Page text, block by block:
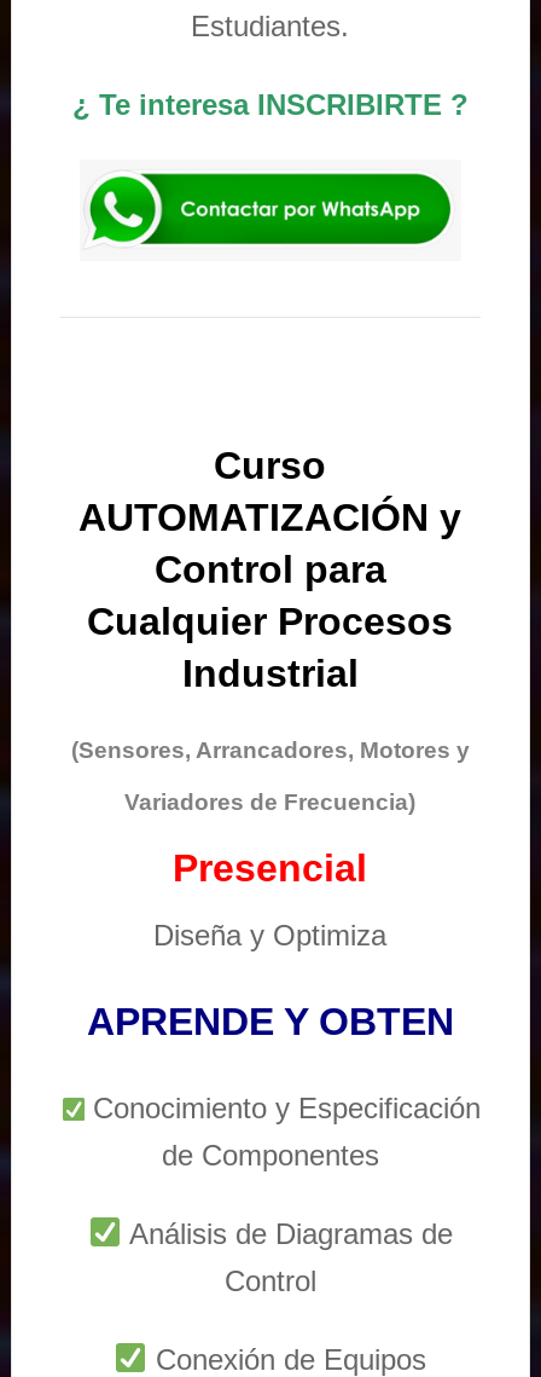
Estudiantes.
¿ Te interesa INSCRIBIRTE ?
Curso
AUTOMATIZACIÓN y
Control para
Cualquier Procesos
Industrial
(Sensores, Arrancadores, Motores y
Variadores de Frecuencia)
Presencial
Diseña y Optimiza
APRENDE Y OBTEN
Conocimiento y Especificación
de Componentes
Análisis de Diagramas de
Control
Conexión de Equipos